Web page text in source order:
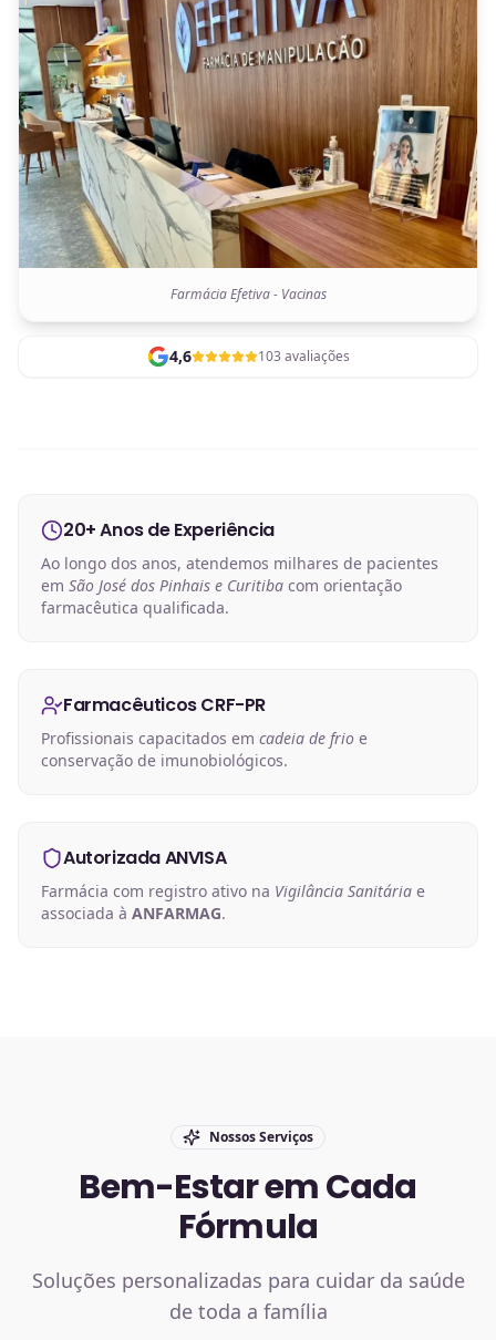
Farmácia Efetiva - Vacinas
4,6 103 avaliações
20+ Anos de Experiência
Ao longo dos anos, atendemos milhares de pacientes
em São José dos Pinhais e Curitiba com orientação
farmacêutica qualificada.
Farmacêuticos CRF-PR
Profissionais capacitados em cadeia de frio e
conservação de imunobiológicos.
Autorizada ANVISA
Farmácia com registro ativo na Vigilância Sanitária e
associada à ANFARMAG.
Nossos Serviços
Bem-Estar em Cada
Fórmula
Soluções personalizadas para cuidar da saúde
de toda a família